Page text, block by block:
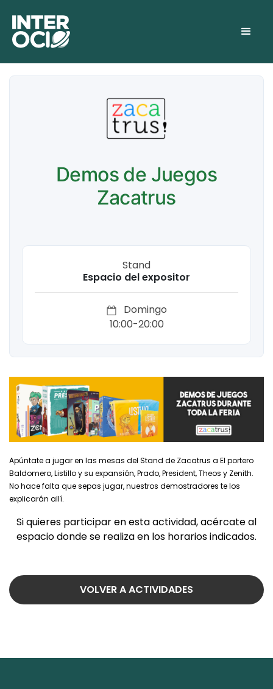
Demos de Juegos
Zacatrus
Stand
Espacio del expositor
Domingo
10:00-20:00
Apúntate a jugar en las mesas del Stand de Zacatrus a El portero
Baldomero, Listillo y su expansión, Prado, President, Theos y Zenith.
No hace falta que sepas jugar, nuestros demostradores te los
explicarán allí.
Si quieres participar en esta actividad, acércate al
espacio donde se realiza en los horarios indicados.
VOLVER A ACTIVIDADES